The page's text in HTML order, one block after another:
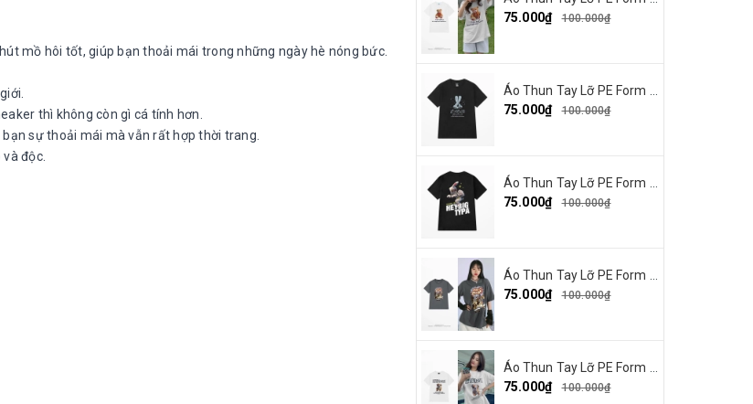
mồ hôi tốt, giúp bạn thoải mái trong những ngày hè nóng bức.
thì không còn gì cá tính hơn.
sự thoải mái mà vẫn rất hợp thời trang.
độc.
75.000₫
100.000₫
75.000₫
100.000₫
75.000₫
100.000₫
75.000₫
100.000₫
75.000₫
100.000₫